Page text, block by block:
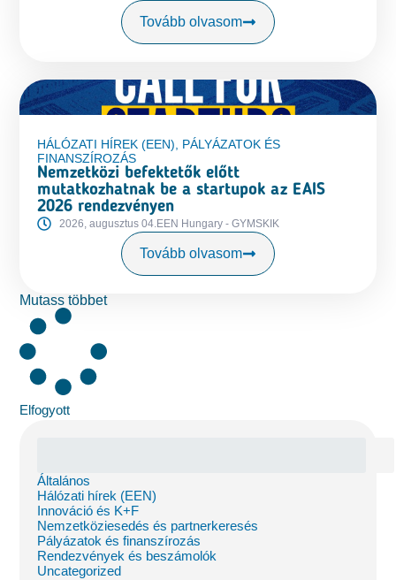
Tovább olvasom
HÁLÓZATI HÍREK (EEN)
PÁLYÁZATOK ÉS
FINANSZÍROZÁS
Nemzetközi befektetők előtt
mutatkozhatnak be a startupok az EAIS
2026 rendezvényen
2026, augusztus 04.EEN Hungary - GYMSKIK
Tovább olvasom
Mutass többet
Elfogyott
Általános
Hálózati hírek (EEN)
Innováció és K+F
Nemzetköziesedés és partnerkeresés
Pályázatok és finanszírozás
Rendezvények és beszámolók
Uncategorized